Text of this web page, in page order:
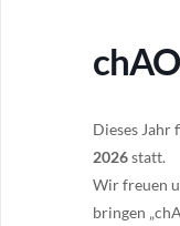
Dieses Jahr
2026statt.
Wir freuen
bringen